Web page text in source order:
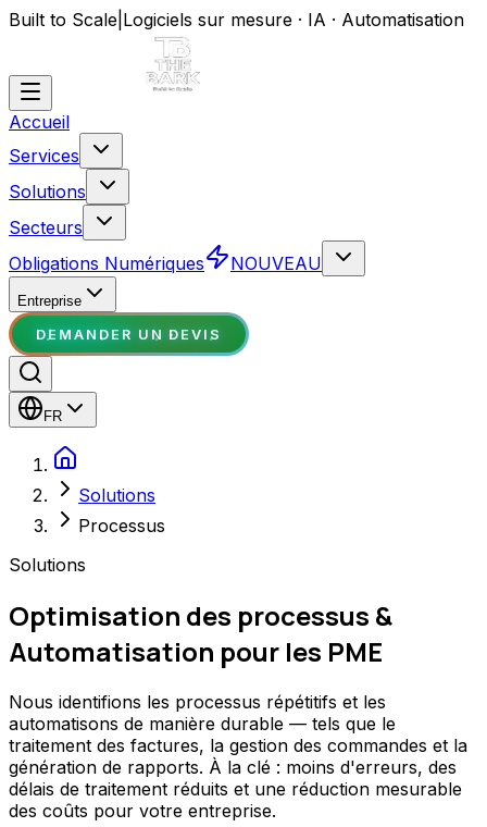
Built to Scale Logiciels sur mesure · IA · Automatisation
Accueil
Services
Solutions
Secteurs
Obligations Numériques
NOUVEAU
Entreprise
DEMANDER UN DEVIS
FR
Solutions
Processus
Solutions
Optimisation des processus &
Automatisation pour les PME
Nous identifions les processus répétitifs et les
automatisons de manière durable — tels que le
traitement des factures, la gestion des commandes et la
génération de rapports. À la clé : moins d'erreurs, des
délais de traitement réduits et une réduction mesurable
des coûts pour votre entreprise.